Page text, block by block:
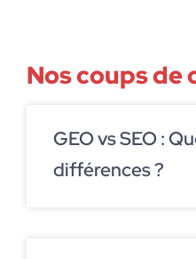
Nos coups de
GEO vs SEO :
différences ?